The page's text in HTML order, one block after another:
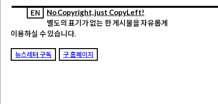
No Copyright, just CopyLeft!
별도의 표기가 없는 한 게시물을 자유롭게
이용하실 수 있습니다.
뉴스레터 구독 구 홈페이지